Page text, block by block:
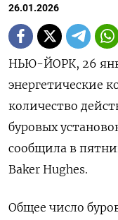
26.01.2026
НЬЮ-ЙОРК, 26
энергетические
количество
буровых
сообщила в
Baker Hughes.
Общее ‌число